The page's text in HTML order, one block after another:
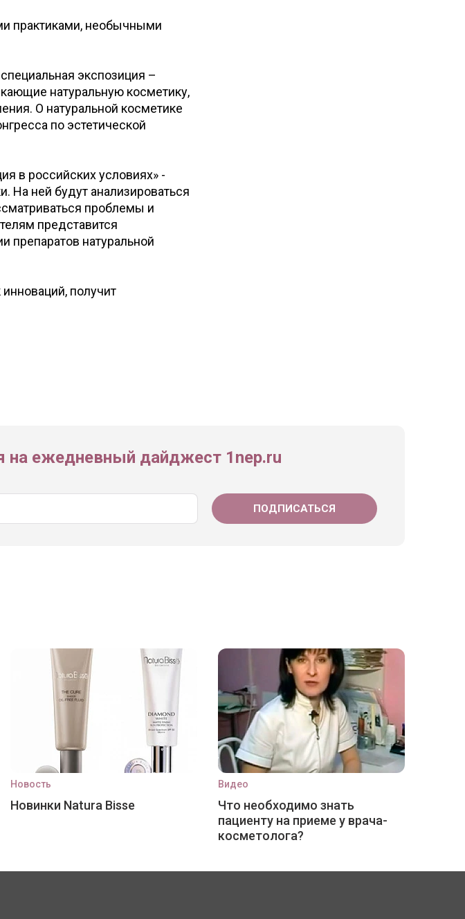
практиками, необычными
экспозиция –
натуральную косметику,
О натуральной косметике
по эстетической
в российских условиях» -
На ней будут анализироваться
проблемы и
представится
препаратов натуральной
получит
на ежедневный дайджест 1nep.ru
Новость
Новинки Natura Bisse
Видео
Что необходимо знать
пациенту на приеме у врача-
косметолога?